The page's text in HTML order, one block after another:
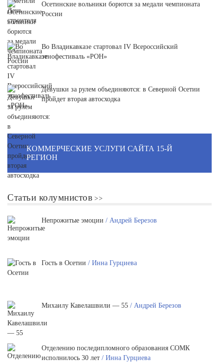
Осетинские вольники борются за медали чемпионата
России
Во Владикавказе стартовал IV Всероссийский
этнофестиваль «РОН»
Девушки за рулем объединяются: в Северной Осетии
пройдет вторая автосходка
КОММЕРЧЕСКИЕ УСЛУГИ САЙТА 15-Й
РЕГИОН
Статьи колумнистов
Непрожитые эмоции / Андрей Березов
Гость в Осетии / Инна Гурциева
Михаилу Кавелашвили — 55 / Андрей Березов
Отделению последипломного образования СОМК
исполнилось 30 лет / Инна Гурциева